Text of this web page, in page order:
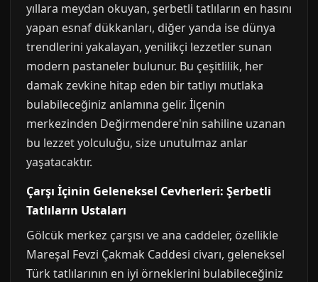
yıllara meydan okuyan, şerbetli tatlıların en hasını
yapan esnaf dükkanları, diğer yanda ise dünya
trendlerini yakalayan, yenilikçi lezzetler sunan
modern pastaneler bulunur. Bu çeşitlilik, her
damak zevkine hitap eden bir tatlıyı mutlaka
bulabileceğiniz anlamına gelir. İlçenin
merkezinden Değirmendere'nin sahiline uzanan
bu lezzet yolculuğu, size unutulmaz anlar
yaşatacaktır.
Çarşı İçinin Geleneksel Cevherleri: Şerbetli
Tatlıların Ustaları
Gölcük merkez çarşısı ve ana caddeler, özellikle
Mareşal Fevzi Çakmak Caddesi civarı, geleneksel
Türk tatlılarının en iyi örneklerini bulabileceğiniz